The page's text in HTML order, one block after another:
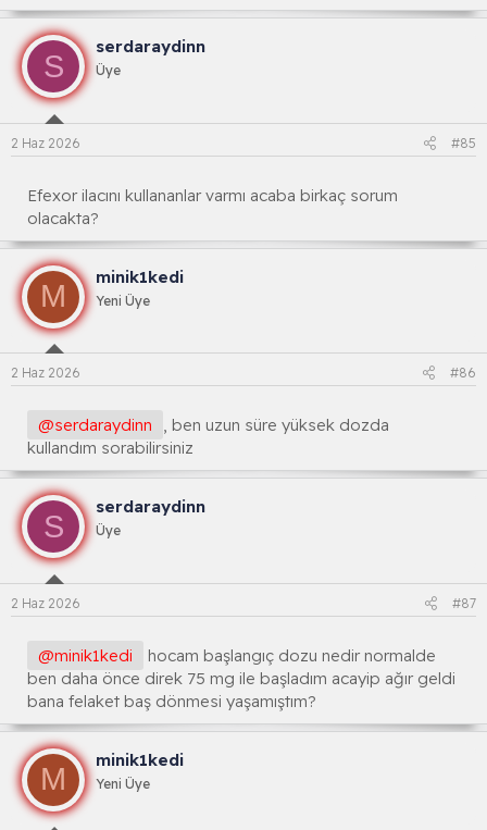
S
serdaraydinn
Üye
2 Haz 2026 #85
Efexor ilacını kullananlar varmı acaba birkaç sorum
olacakta?
M
minik1kedi
Yeni Üye
2 Haz 2026 #86
@serdaraydinn
, ben uzun süre yüksek dozda
kullandım sorabilirsiniz
S
serdaraydinn
Üye
2 Haz 2026 #87
@minik1kedi
hocam başlangıç dozu nedir normalde
ben daha önce direk 75 mg ile başladım acayip ağır geldi
bana felaket baş dönmesi yaşamıştım?
M
minik1kedi
Yeni Üye